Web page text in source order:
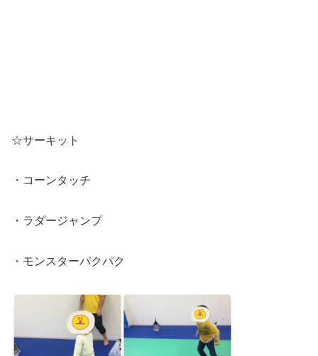
☆サーキット
・コーンタッチ
・ラダージャンプ
・モンスターパクパク